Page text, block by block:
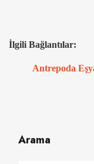
İlgili Bağlantılar:
Antrepoda
Arama